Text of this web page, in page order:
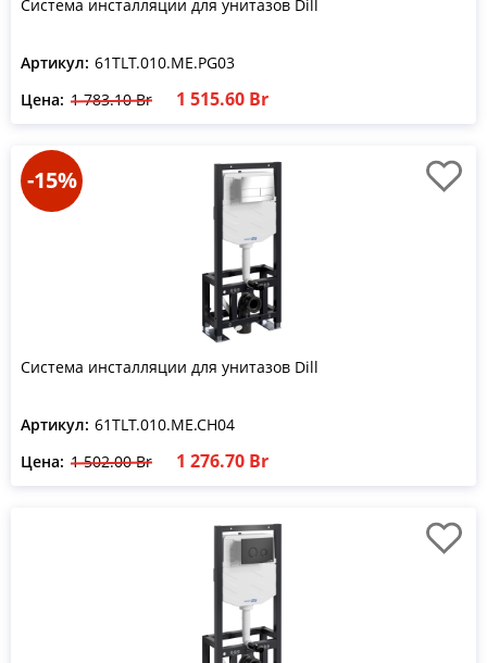
Система инсталляции для унитазов Dill
Артикул: 61TLT.010.ME.PG03
Цена: 1 783.10 Br 1 515.60 Br
-15%
Система инсталляции для унитазов Dill
Артикул: 61TLT.010.ME.CH04
Цена: 1 502.00 Br 1 276.70 Br